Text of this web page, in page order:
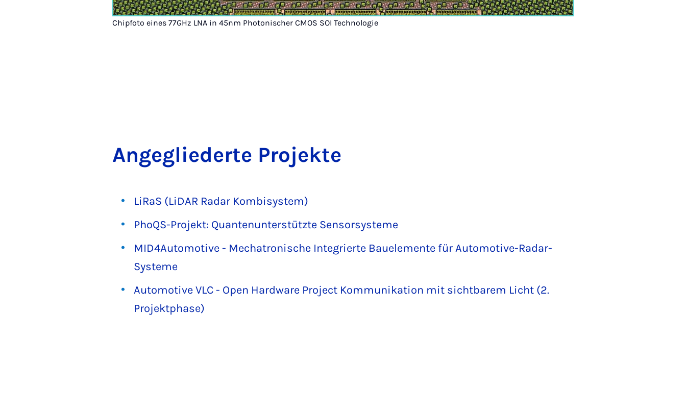
Chipfoto eines 77GHz LNA in 45nm Photonischer CMOS SOI Technologie
An­ge­glie­der­te Pro­jek­te
LiRaS (LiDAR Radar Kombisystem)
PhoQS-Projekt: Quantenunterstützte Sensorsysteme
MID4Automotive - Mechatronische Integrierte Bauelemente für Automotive-Radar-
Systeme
Automotive VLC - Open Hardware Project Kommunikation mit sichtbarem Licht (2.
Projektphase)